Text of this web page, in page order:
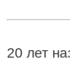
20 лет